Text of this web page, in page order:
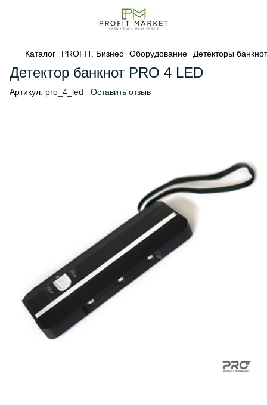
Каталог PROFIT. Бизнес Оборудование Детекторы банкнот
Детектор банкнот PRO 4 LED
Артикул: pro_4_led Оставить отзыв